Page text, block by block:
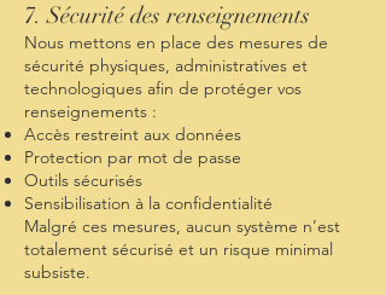
7. Sécurité des renseignements
Nous mettons en place des mesures de
sécurité physiques, administratives et
technologiques afin de protéger vos
renseignements :
Accès restreint aux données
Protection par mot de passe
Outils sécurisés
Sensibilisation à la confidentialité
Malgré ces mesures, aucun système n’est
totalement sécurisé et un risque minimal
subsiste.